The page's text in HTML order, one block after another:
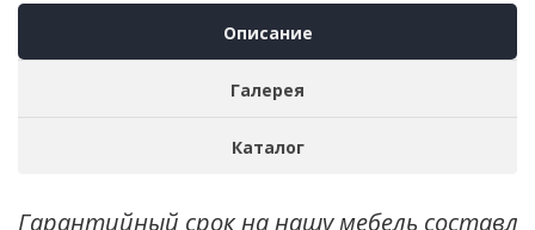
Описание
Галерея
Каталог
Гарантийный срок на нашу мебель